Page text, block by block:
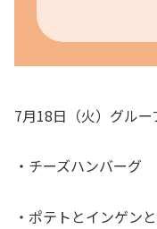
7月18日（火）グル
・チーズハンバーグ
・ポテトとインゲン